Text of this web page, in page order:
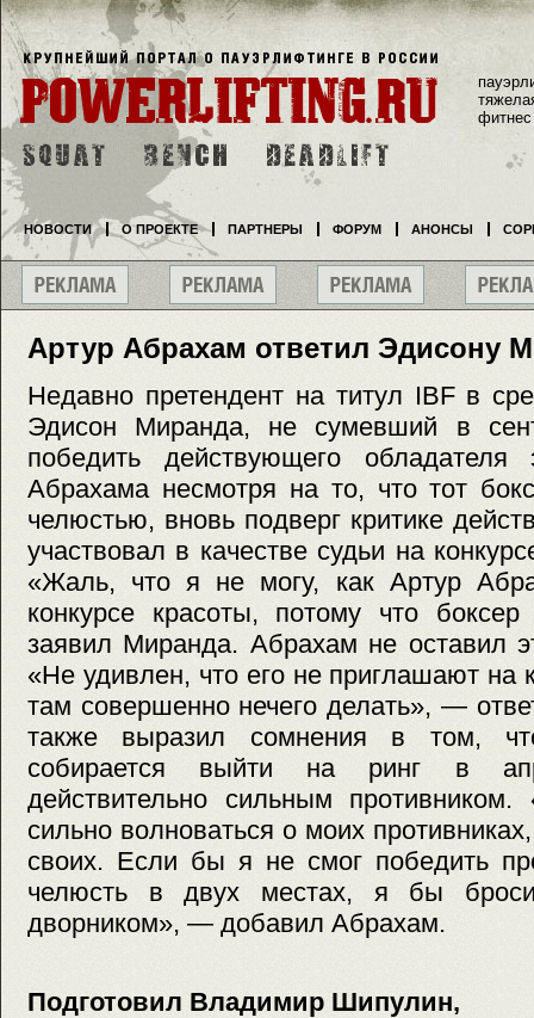
Артур Абрахам ответил Эдисону
Недавно претендент на титул IBF в
Эдисон Миранда, не сумевший в
победить действующего обладателя
Абрахама несмотря на то, что тот
челюстью, вновь подверг критике
участвовал в качестве судьи на
«Жаль, что я не могу, как Артур
конкурсе красоты, потому что
заявил Миранда. Абрахам не оставил
«Не удивлен, что его не приглашают на
там совершенно нечего делать», —
также выразил сомнения в том,
собирается выйти на ринг в
действительно сильным
сильно волноваться о моих
своих. Если бы я не смог победить
челюсть в двух местах, я бы
дворником», — добавил Абрахам.
Подготовил Владимир Шипулин,
фитнес
НОВОСТИ О ПРОЕКТЕ ПАРТНЕРЫ ФОРУМ АНОНСЫ